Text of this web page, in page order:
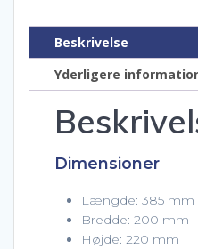
Beskrivelse
Yderligere
Dimensioner
Længde: 385 mm
Bredde: 200 mm
Højde: 220 mm